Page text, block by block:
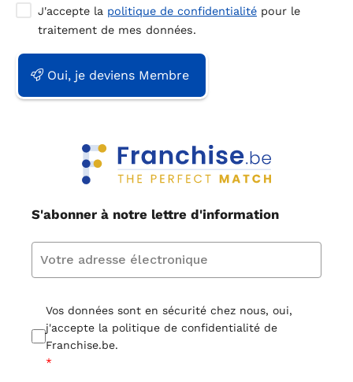
J'accepte la politique de confidentialité pour le
traitement de mes données.
Oui, je deviens Membre
S'abonner à notre lettre d'information
Vos données sont en sécurité chez nous, oui,
j'accepte la politique de confidentialité de
Franchise.be.
*